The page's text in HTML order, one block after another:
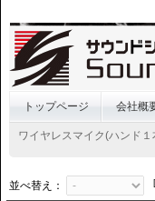
トップページ 会社概
ワイヤレスマイク(ハンド
並べ替え：